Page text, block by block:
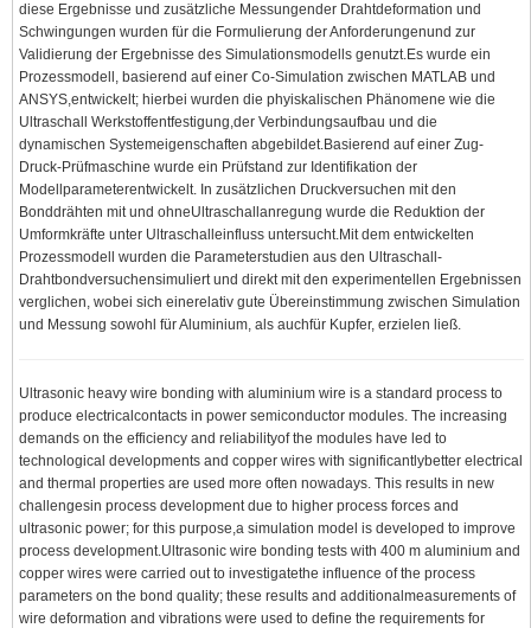
diese Ergebnisse und zusätzliche Messungender Drahtdeformation und
Schwingungen wurden für die Formulierung der Anforderungenund zur
Validierung der Ergebnisse des Simulationsmodells genutzt.Es wurde ein
Prozessmodell, basierend auf einer Co-Simulation zwischen MATLAB und
ANSYS,entwickelt; hierbei wurden die phyiskalischen Phänomene wie die
Ultraschall Werkstoffentfestigung,der Verbindungsaufbau und die
dynamischen Systemeigenschaften abgebildet.Basierend auf einer Zug-
Druck-Prüfmaschine wurde ein Prüfstand zur Identifikation der
Modellparameterentwickelt. In zusätzlichen Druckversuchen mit den
Bonddrähten mit und ohneUltraschallanregung wurde die Reduktion der
Umformkräfte unter Ultraschalleinfluss untersucht.Mit dem entwickelten
Prozessmodell wurden die Parameterstudien aus den Ultraschall-
Drahtbondversuchensimuliert und direkt mit den experimentellen Ergebnissen
verglichen, wobei sich einerelativ gute Übereinstimmung zwischen Simulation
und Messung sowohl für Aluminium, als auchfür Kupfer, erzielen ließ.
Ultrasonic heavy wire bonding with aluminium wire is a standard process to
produce electricalcontacts in power semiconductor modules. The increasing
demands on the efficiency and reliabilityof the modules have led to
technological developments and copper wires with significantlybetter electrical
and thermal properties are used more often nowadays. This results in new
challengesin process development due to higher process forces and
ultrasonic power; for this purpose,a simulation model is developed to improve
process development.Ultrasonic wire bonding tests with 400 m aluminium and
copper wires were carried out to investigatethe influence of the process
parameters on the bond quality; these results and additionalmeasurements of
wire deformation and vibrations were used to define the requirements for